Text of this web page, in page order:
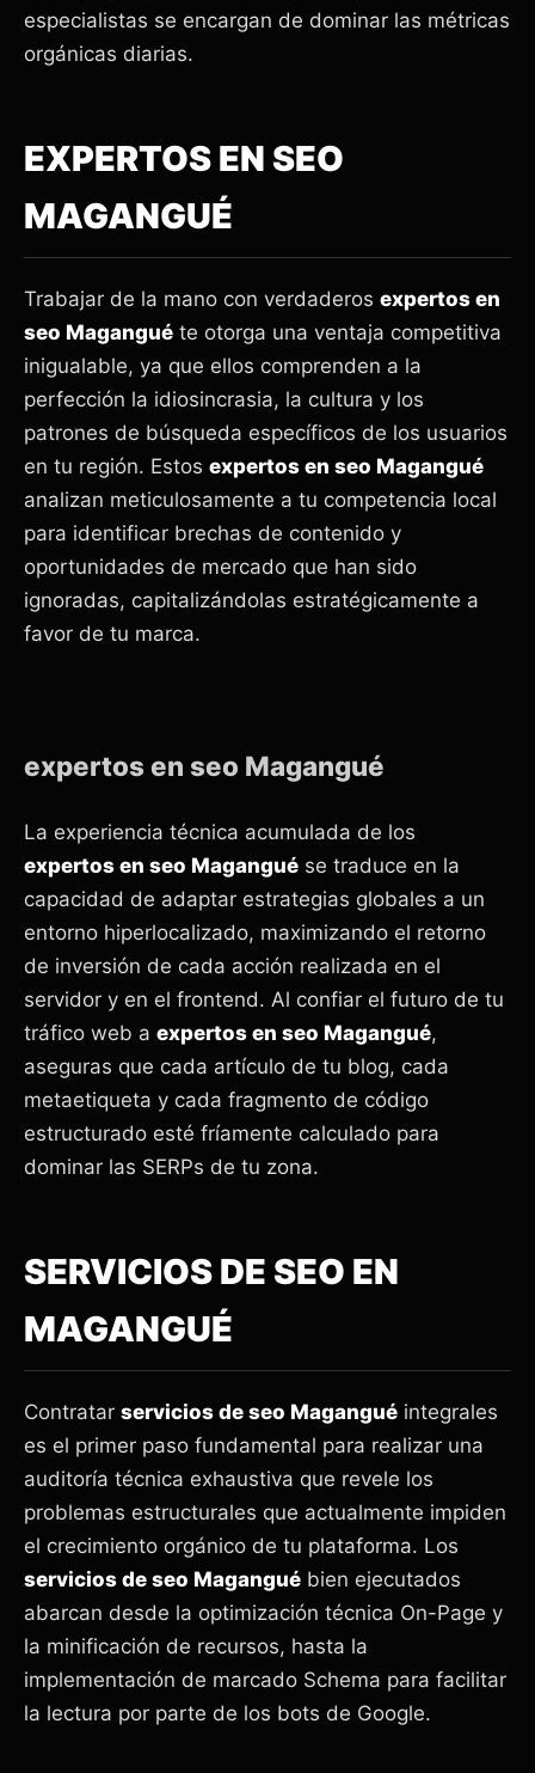
especialistas se encargan de dominar las métricas
orgánicas diarias.
EXPERTOS EN SEO
MAGANGUÉ
Trabajar de la mano con verdaderos expertos en
seo Magangué te otorga una ventaja competitiva
inigualable, ya que ellos comprenden a la
perfección la idiosincrasia, la cultura y los
patrones de búsqueda específicos de los usuarios
en tu región. Estos expertos en seo Magangué
analizan meticulosamente a tu competencia local
para identificar brechas de contenido y
oportunidades de mercado que han sido
ignoradas, capitalizándolas estratégicamente a
favor de tu marca.
expertos en seo Magangué
La experiencia técnica acumulada de los
expertos en seo Magangué se traduce en la
capacidad de adaptar estrategias globales a un
entorno hiperlocalizado, maximizando el retorno
de inversión de cada acción realizada en el
servidor y en el frontend. Al confiar el futuro de tu
tráfico web a expertos en seo Magangué,
aseguras que cada artículo de tu blog, cada
metaetiqueta y cada fragmento de código
estructurado esté fríamente calculado para
dominar las SERPs de tu zona.
SERVICIOS DE SEO EN
MAGANGUÉ
Contratar servicios de seo Magangué integrales
es el primer paso fundamental para realizar una
auditoría técnica exhaustiva que revele los
problemas estructurales que actualmente impiden
el crecimiento orgánico de tu plataforma. Los
servicios de seo Magangué bien ejecutados
abarcan desde la optimización técnica On-Page y
la minificación de recursos, hasta la
implementación de marcado Schema para facilitar
la lectura por parte de los bots de Google.